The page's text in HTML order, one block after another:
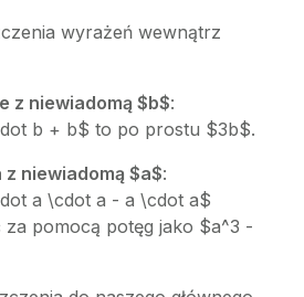
wyrażeń wewnątrz
z niewiadomą $b$:
b + b$ to po prostu $3b$.
niewiadomą $a$:
a \cdot a - a \cdot a$
za pomocą potęg jako $a^3 -